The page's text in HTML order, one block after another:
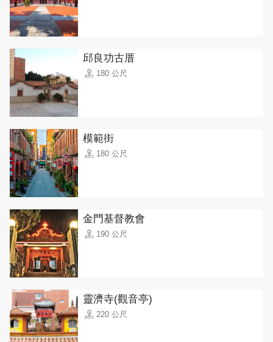
邱良功古厝
180 公尺
模範街
180 公尺
金門基督教會
190 公尺
靈濟寺(觀音亭)
220 公尺